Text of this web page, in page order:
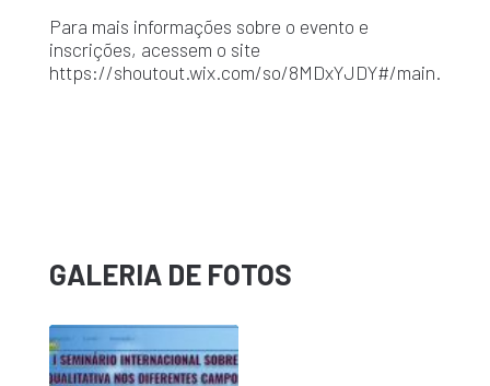
Para mais informações sobre o evento e
inscrições, acessem o site
https://shoutout.wix.com/so/8MDxYJDY#/main.
GALERIA DE FOTOS